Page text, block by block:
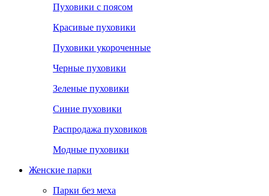
Пуховики с поясом
Красивые пуховики
Пуховики укороченные
Черные пуховики
Зеленые пуховики
Синие пуховики
Распродажа пуховиков
Модные пуховики
Женские парки
Парки без меха